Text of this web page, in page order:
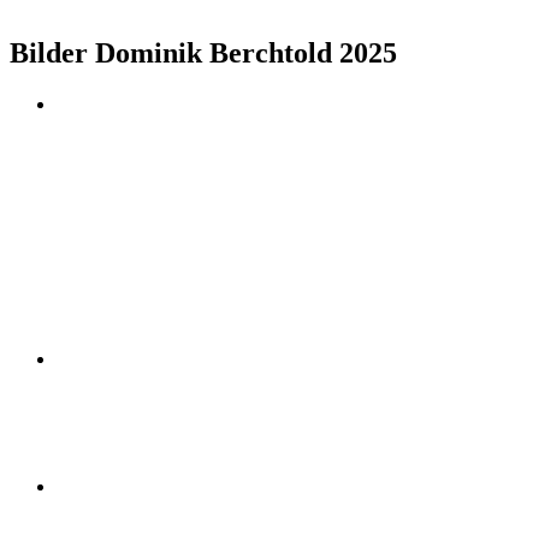
Bilder Dominik Berchtold 2025